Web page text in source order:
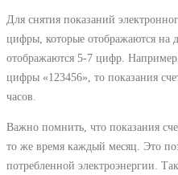
Для снятия показаний
цифры, которые отображаются на
отображаются 5-7 цифр.
цифры «123456», то показания
часов.
Важно помнить, что показания
то же время каждый месяц. Это
потребленной электроэнергии.